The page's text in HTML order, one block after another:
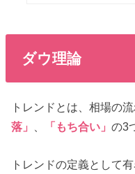
ダウ理論
トレンドとは、相場の流
落」
「もち合い」の3
トレンドの定義として